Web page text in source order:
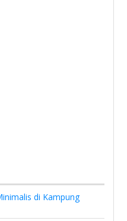
di Kampung